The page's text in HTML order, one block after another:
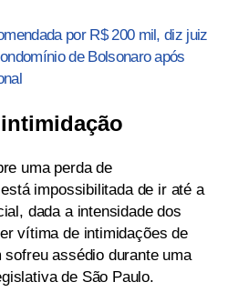
por R$ 200 mil, diz juiz
de Bolsonaro após
uma perda de
impossibilitada de ir até a
dada a intensidade dos
vítima de intimidações de
assédio durante uma
de São Paulo.